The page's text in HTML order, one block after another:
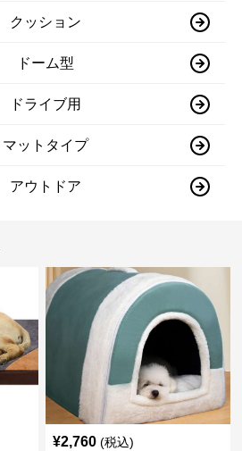
クッション
ドーム型
ドライブ用
マットタイプ
アウトドア
¥2,760 (税込)